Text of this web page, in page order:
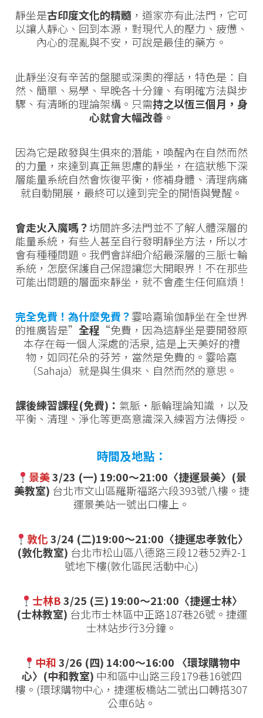
靜坐是古印度文化的精髓 ，道家亦有此法門，它可
以讓人靜心、回到本源，對現代人的壓力、疲憊、
內心的混亂與不安，可說是最佳的藥方。
此靜坐沒有辛苦的盤腿或深奧的禪話，特色是：自
然、簡單、易學、早晚各十分鐘、有明確方法與步
驟、有清晰的理論架構。只需持之以恆三個月，身
心就會大幅改善 。
因為它是啟發與生俱來的潛能，喚醒內在自然而然
的力量，來達到真正無思慮的靜坐，在這狀態下深
層能量系統自然會恢復平衡，修補身體、清理病痛
就自動開展，最終可以達到完全的開悟與覺醒。
會走火入魔嗎？坊間許多法門並不了解人體深層的
能量系統，有些人甚至自行發明靜坐方法，所以才
會有種種問題。我們會詳細介紹最深層的三脈七輪
系統，怎麼保護自己保證讓您大開眼界！不在那些
可能出問題的層面來靜坐，就不會產生任何麻煩！
完全免費！為什麼免費？霎哈嘉瑜伽靜坐在全世界
的推廣皆是” 全程 “免費，因為這靜坐是要開發原
本存在每一個人深處的活泉, 這是上天美好的禮
物，如同花朵的芬芳，當然是免費的。霎哈嘉
（Sahaja）就是與生俱來、自然而然的意思。
課後練習課程(免費)： 氣脈‧脈輪理論知識 ，以及
平衡、清理、淨化等更高意識深入練習方法傳授。
時間及地點：
景美3/23 (一) 19:00～21:00〈捷運景美〉(景
美教室) 台北市文山區羅斯福路六段393號八樓。捷
運景美站一號出口樓上。
敦化3/24 (二)19:00～21:00〈捷運忠孝敦化〉
(敦化教室) 台北市松山區八德路三段12巷52弄2-1
號地下樓(敦化區民活動中心)
士林B 3/25 (三) 19:00～21:00〈捷運士林〉
(士林教室) 台北市士林區中正路187巷26號。捷運
士林站步行3分鐘。
中和3/26 (四) 14:00～16:00 〈環球購物中
心〉 (中和教室) 中和區中山路三段179巷16號四
樓。(環球購物中心，捷運板橋站二號出口轉搭307
公車6站。